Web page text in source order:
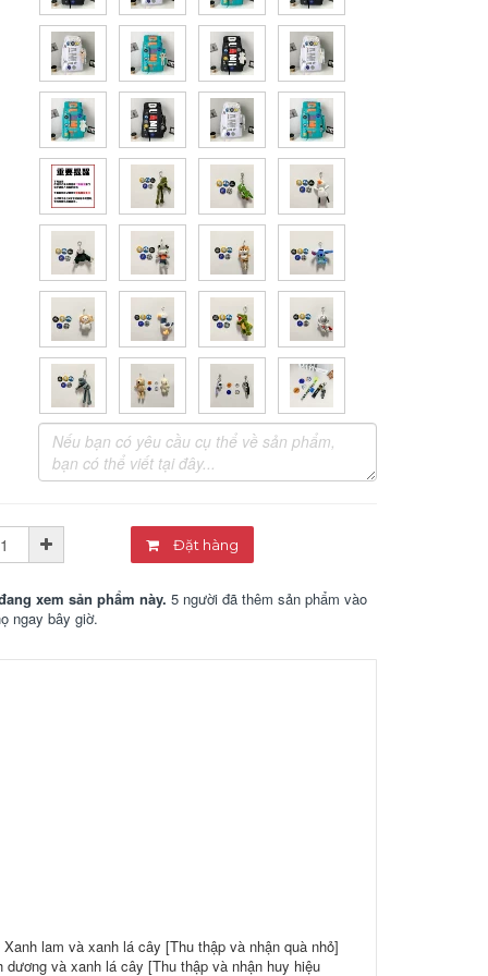
Đặt hàng
xem sản phẩm này. 5 người đã thêm sản phẩm vào
ngay bây giờ.
lam và xanh lá cây [Thu thập và nhận quà nhỏ]
và xanh lá cây [Thu thập và nhận huy hiệu